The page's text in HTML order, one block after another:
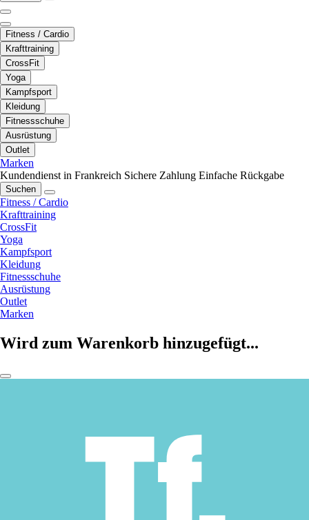
Fitness / Cardio
Krafttraining
CrossFit
Yoga
Kampfsport
Kleidung
Fitnessschuhe
Ausrüstung
Outlet
Marken
Kundendienst in Frankreich Sichere Zahlung Einfache Rückgabe
Suchen
Fitness / Cardio
Krafttraining
CrossFit
Yoga
Kampfsport
Kleidung
Fitnessschuhe
Ausrüstung
Outlet
Marken
Wird zum Warenkorb hinzugefügt...